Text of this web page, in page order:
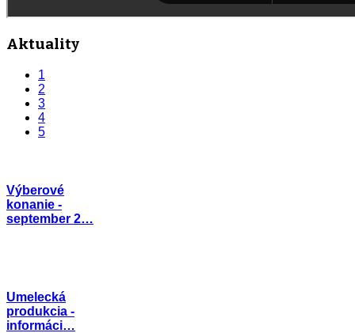
Aktuality
1
2
3
4
5
Výberové
konanie -
september 2…
Umelecká
produkcia -
informáci…